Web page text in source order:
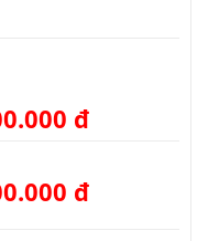
đ.
đGiá
hiện
là:
20.900.000 đ.
đGiá
hiện